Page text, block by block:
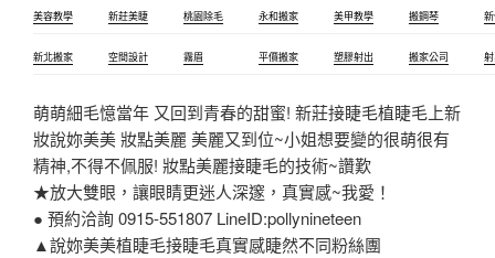
美容教學 新莊美睫 桃園除毛 永和搬家 美甲教學 搬鋼琴
新北搬家 空間設計 霧眉 平價搬家 塑膠射出 搬家公司
萌萌細毛憶當年 又回到青春的甜蜜! 新莊接睫毛植睫毛上新
妝說妳美美 妝點美麗 美麗又到位~小姐想要變的很萌很有
精神,不得不佩服! 妝點美麗接睫毛的技術~讚歎
★放大雙眼，讓眼睛更迷人深邃，真實感~我愛！
● 預約洽詢 0915-551807 LineID:pollynineteen
▲說妳美美植睫毛接睫毛真實感睫然不同粉絲團